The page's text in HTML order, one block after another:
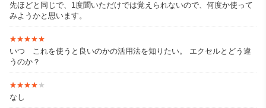
先ほどと同じで、1度聞いただけでは覚えられないので、何度か使って
みようかと思います。
★★★★★
★★★★★
いつ これを使うと良いのかの活用法を知りたい。 エクセルとどう違
うのか？
★★★★★
★★★★★
なし